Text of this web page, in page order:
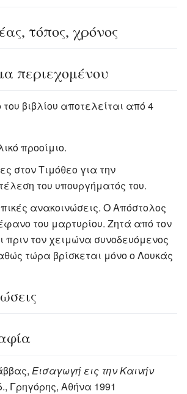
τόπος, χρόνος
περιεχομένου
βιβλίου αποτελείται από 4
προοίμιο.
στον Τιμόθεο για την
του υπουργήματός του.
ανακοινώσεις. Ο Απόστολος
του μαρτυρίου. Ζητά από τον
πριν τον χειμώνα συνοδευόμενος
τώρα βρίσκεται μόνο ο Λουκάς
Εισαγωγή εις την Καινήν
Γρηγόρης, Αθήνα 1991